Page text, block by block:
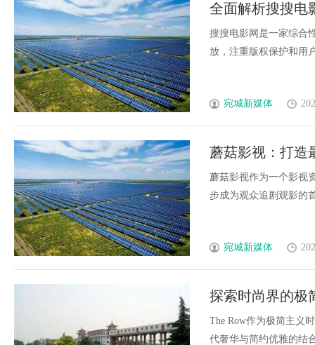
全面解析搜搜电
搜搜电影网是一家综合
放，注重版权保护和用
宛城新媒体
蘑菇影视：打造
蘑菇影视作为一个影视
步成为观众追剧观影的
宛城新媒体
探索时尚界的极
The Row作为极简主义
代奢华与简约优雅的结